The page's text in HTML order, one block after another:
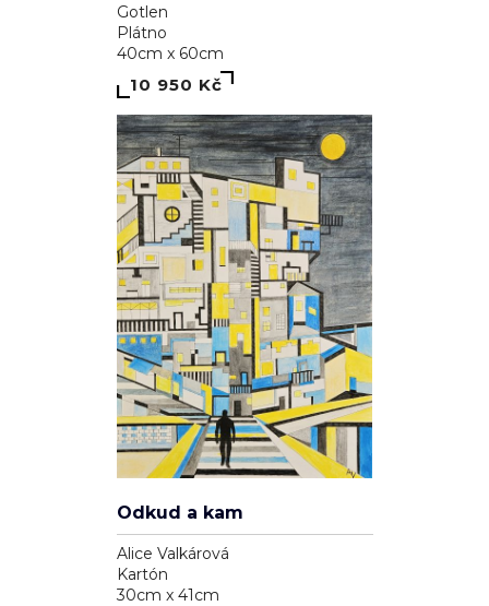
Gotlen
Plátno
40cm x 60cm
10 950 Kč
Odkud a kam
Alice Valkárová
Kartón
30cm x 41cm